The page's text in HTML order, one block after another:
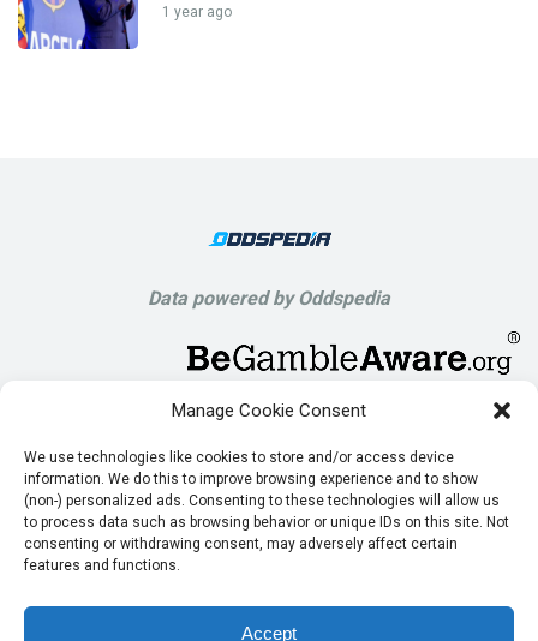
Manage Cookie Consent
We use technologies like cookies to store and/or access device
information. We do this to improve browsing experience and to show
(non-) personalized ads. Consenting to these technologies will allow us
to process data such as browsing behavior or unique IDs on this site. Not
consenting or withdrawing consent, may adversely affect certain
features and functions.
Accept
1 year ago
Data powered by Oddspedia